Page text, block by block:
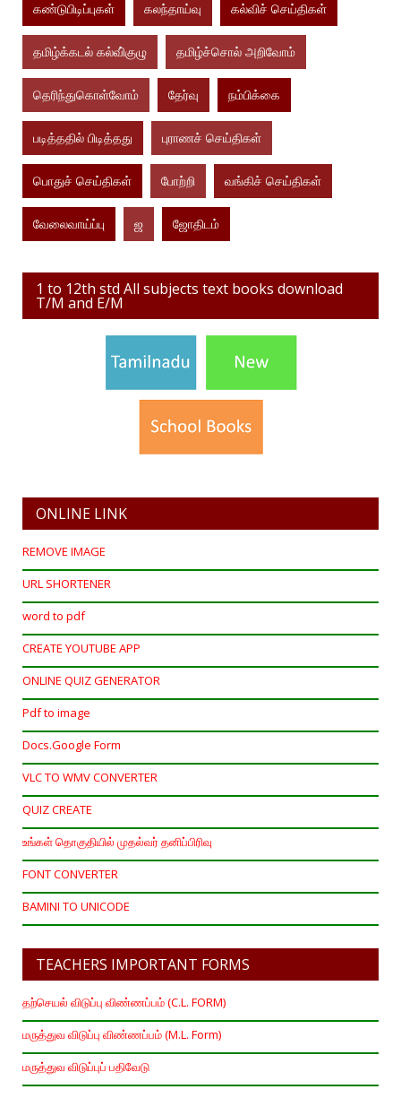
கண்டுபிடிப்புகள் கலந்தாய்வு கல்விச் செய்திகள்
தமிழ்க்கடல் கல்வி்குழு தமிழ்ச்சொல் அறிவோம்
தெரிந்துகொள்வோம் தேர்வு நம்பிக்கை
படித்ததில் பிடித்தது புராணச் செய்திகள்
பொதுச் செய்திகள் போற்றி வங்கிச் செய்திகள்
வேலைவாய்ப்பு ஜ ஜோதிடம்
1 to 12th std All subjects text books download
T/M and E/M
ONLINE LINK
REMOVE IMAGE
URL SHORTENER
word to pdf
CREATE YOUTUBE APP
ONLINE QUIZ GENERATOR
Pdf to image
Docs.Google Form
VLC TO WMV CONVERTER
QUIZ CREATE
உங்கள் தொகுதியில் முதல்வர் தனிப்பிரிவு
FONT CONVERTER
BAMINI TO UNICODE
TEACHERS IMPORTANT FORMS
தற்செயல் விடுப்பு விண்ணப்பம் (C.L. FORM)
மருத்துவ விடுப்பு விண்ணப்பம் (M.L. Form)
மருத்துவ விடுப்புப் பதிவேடு